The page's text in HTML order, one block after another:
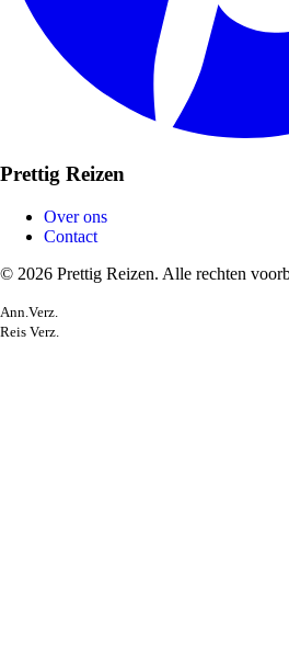
Prettig Reizen
Over ons
Contact
© 2026 Prettig Reizen. Alle rechten
Ann.Verz.
Reis Verz.